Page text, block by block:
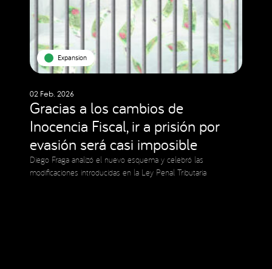
Expansion
02 Feb. 2026
Gracias a los cambios de
Inocencia Fiscal, ir a prisión por
evasión será casi imposible
Diego Fraga analizó el nuevo esquema y celebró las
modificaciones introducidas en la Ley Penal Tributaria